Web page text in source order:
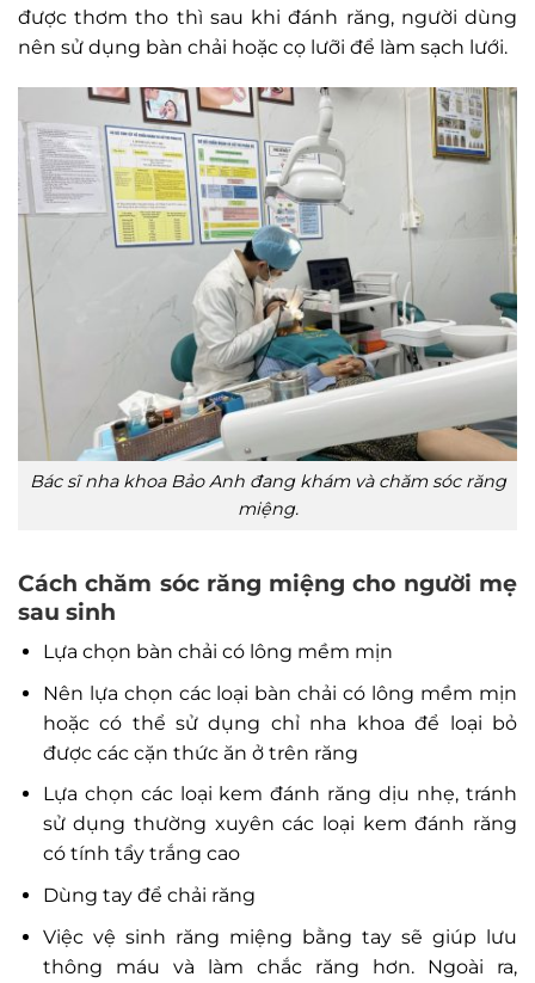
được thơm tho thì sau khi đánh răng, người dùng
nên sử dụng bàn chải hoặc cọ lưỡi để làm sạch lưới.
Bác sĩ nha khoa Bảo Anh đang khám và chăm sóc răng
miệng.
Cách chăm sóc răng miệng cho người mẹ
sau sinh
Lựa chọn bàn chải có lông mềm mịn
Nên lựa chọn các loại bàn chải có lông mềm mịn
hoặc có thể sử dụng chỉ nha khoa để loại bỏ
được các cặn thức ăn ở trên răng
Lựa chọn các loại kem đánh răng dịu nhẹ, tránh
sử dụng thường xuyên các loại kem đánh răng
có tính tẩy trắng cao
Dùng tay để chải răng
Việc vệ sinh răng miệng bằng tay sẽ giúp lưu
thông máu và làm chắc răng hơn. Ngoài ra,